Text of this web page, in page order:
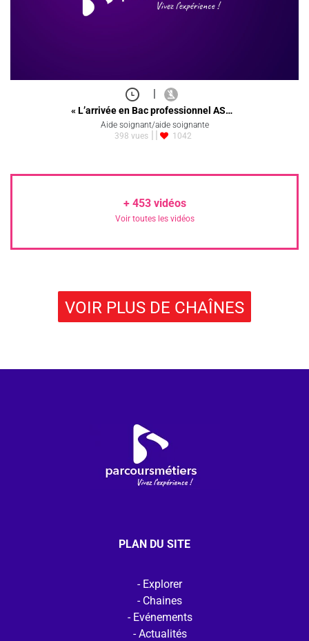
|
« L’arrivée en Bac professionnel AS…
Aide soignant/aide soignante
398 vues
1042
+ 453vidéos
Voir toutes les vidéos
VOIR PLUS DE CHAÎNES
PLAN DU SITE
Explorer
Chaines
Evénements
Actualités